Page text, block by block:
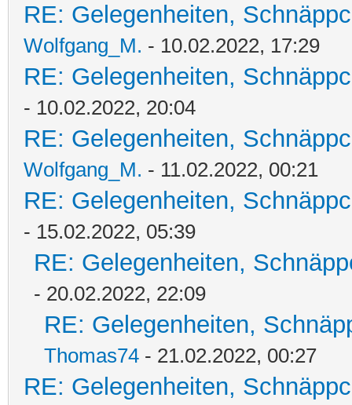
RE: Gelegenheiten,
Wolfgang_M. - 10.02.2022, 17:29
RE: Gelegenheiten,
- 10.02.2022, 20:04
RE: Gelegenheiten,
Wolfgang_M. - 11.02.2022, 00:21
RE: Gelegenheiten,
- 15.02.2022, 05:39
RE: Gelegenheiten,
- 20.02.2022, 22:09
RE: Gelegenheiten,
Thomas74 - 21.02.2022, 00:27
RE: Gelegenheiten,